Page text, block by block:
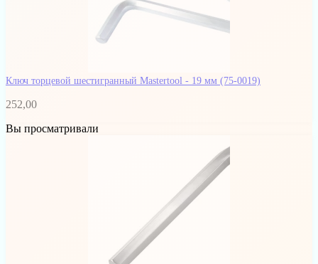
Ключ торцевой шестигранный Mastertool - 19 мм (75-0019)
252,00
Вы просматривали